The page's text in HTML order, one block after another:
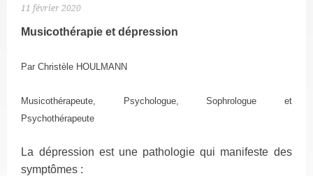
11 février 2020
Musicothérapie et dépression
Par Christèle HOULMANN
Musicothérapeute, Psychologue, Sophrologue et
Psychothérapeute
La dépression est une pathologie qui manifeste des
symptômes :